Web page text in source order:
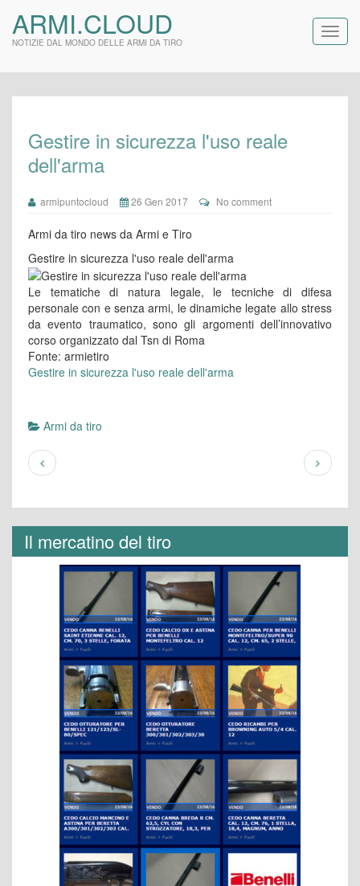
ARMI.CLOUD
NOTIZIE DAL MONDO DELLE ARMI DA TIRO
Gestire in sicurezza l'uso reale
dell'arma
armipuntocloud 26 Gen 2017 No comment
Armi da tiro news da Armi e Tiro
Gestire in sicurezza l'uso reale dell'arma
Le tematiche di natura legale, le tecniche di difesa
personale con e senza armi, le dinamiche legate allo stress
da evento traumatico, sono gli argomenti dell’innovativo
corso organizzato dal Tsn di Roma
Fonte: armietiro
Gestire in sicurezza l'uso reale dell'arma
Armi da tiro
Il mercatino del tiro